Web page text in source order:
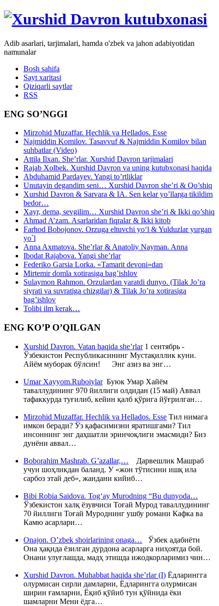
Adib asarlari, tarjimalari, hamda o'zbek va jahon adabiyotidan
namunalar
Bosh sahifa
Sayt xaritasi
Qiziqarli saytlar
RSS
ENG SO’NGGI
Mirzohid Muzaffar. Hechlik va Hellados. Esse
Najmiddin Komilov. Tasavvuf & Najmiddin Komilov bilan
suhbatlar (Video)
Attila Ilxan. She’rlar. Xurshid Davron tarjimalari
Rajab Xolbek. Xurshid Davron va uning kutubxonasi haqida
Abduhamid Pardayev. Yangi to’rtliklar
Unutayin degandim seni… Xurshid Davron she’ri & Qo’shiq
Xurshid Davron & Sarvara & IA. Sen kelar yo’llarga tikildim
bedor…
Xayr, dema, sevgilim… Xurshid Davron she’ri & Ikki qo’shiq
Ahmad A’zam. Asarlaridan fiqralar & Ikki kitob
Farhod Bobojonov. Orzuga eltuvchi yo‘l & Yulduzlar yurgan
yo`l
Anna Axmatova. She’rlar & Anatoliy Nayman. Anna
Ibodat Rajabova. Yangi she’rlar
Federiko Garsia Lorka. «Tamarit devoni»dan
Mirtemir domla xotirasiga bag’ishlov
Sulaymon Rahmon. Orzulardan yaratdi dunyo. (Tilak Jo’ra
siyrati va suvratiga chizgilar) & Tilak Jo’ra xotirasiga
bag’ishlov
Tolibi ilm kerak…
ENG KO’P O’QILGAN
Xurshid Davron. Vatan haqida she’rlar1 сентябрь -
Ўзбекистон Республикасининг Мустақиллик куни.
Айём муборак бўлсин! Энг азиз ва энг…
Umar Xayyom.RuboiylarБуюк Умар Хайём
таваллудининг 970 йиллиги олдидан (15 май) Аввал
тафаккурда туғилиб, кейин қалб қўрига йўғрилган…
Mirzohid Muzaffar. Hechlik va Hellados. Esse Тил нимага
имкон беради? Ўз қафасимизни яратишгами? Тил
инсоннинг энг даҳшатли эринчоқлиги эмасмиди? Биз
дунёни аввал…
Boborahim Mashrab. G’azallar,… Дарвешлик Машраб
учун шоҳликдан баланд. У «жон тўтисини ишқ ила
сарбоз этай деб», жандани кийиб…
Bibi Robia Saidova. Tog‘ay Murodning “Bu dunyoda…
Ўзбекистон халқ ёзувчиси Тоғай Мурод таваллудининг
70 йиллиги Тоғай Муроднинг ушбу романи Кафка ва
Камю асарлари…
Onajon. O’zbek shoirlarining onaga… Ўзбек адабиёти
Она ҳақида ёзилган дурдона асарларга ниҳоятда бой.
Онани улуғлашда, мадҳ этишда ижодкорларимиз чин…
Xurshid Davron. Muhabbat haqida she’rlar (I) Ёдларингга
олурмисан сирли дамларни, Ёдларингга олурмисан
ширин ғамларни, Ёқиб қўйиб тун қўйнида ёки
шамларни Мени ёдга…